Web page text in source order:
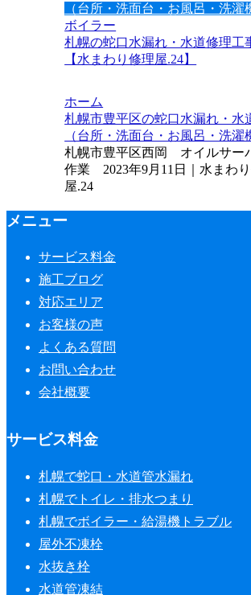
（台所・洗面台・お風呂・洗濯
ボイラー
札幌の蛇口水漏れ・水道修理工
【水まわり修理屋.24】
ホーム
札幌市豊平区の蛇口水漏れ・水
（台所・洗面台・お風呂・洗濯
札幌市豊平区西岡 オイルサー
作業 2023年9月11日｜水まわ
屋.24
メニュー
サービス料金
施工ブログ
対応エリア
お客様の声
よくある質問
お問い合わせ
会社概要
サービス料金
札幌で蛇口・水道管水漏れ
札幌でトイレ・排水つまり
札幌でボイラー・給湯機トラブル
屋外不凍栓
水抜き栓
水道管凍結